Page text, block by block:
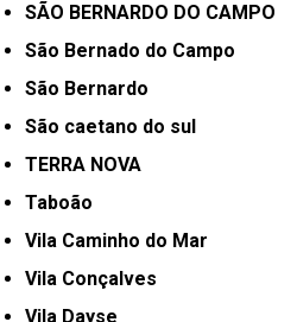
SÃO BERNARDO DO CAMPO
São Bernado do Campo
São Bernardo
São caetano do sul
TERRA NOVA
Taboão
Vila Caminho do Mar
Vila Conçalves
Vila Dayse